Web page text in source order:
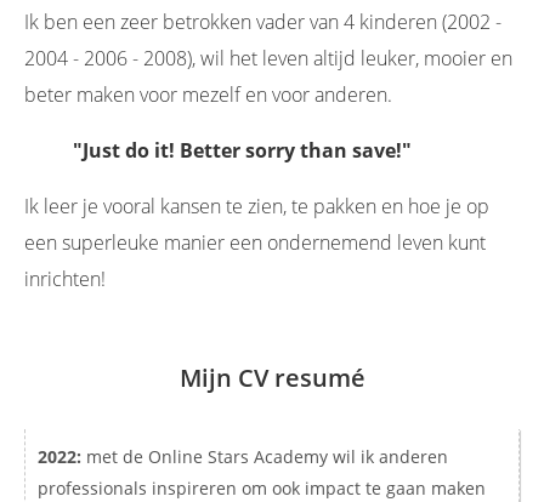
Ik ben een zeer betrokken vader van 4 kinderen (2002 -
2004 - 2006 - 2008), wil het leven altijd leuker, mooier en
beter maken voor mezelf en voor anderen.
"Just do it! Better sorry than save!"
Ik leer je vooral kansen te zien, te pakken en hoe je op
een superleuke manier een ondernemend leven kunt
inrichten!
Mijn CV resumé
2022: met de Online Stars Academy wil ik anderen
professionals inspireren om ook impact te gaan maken